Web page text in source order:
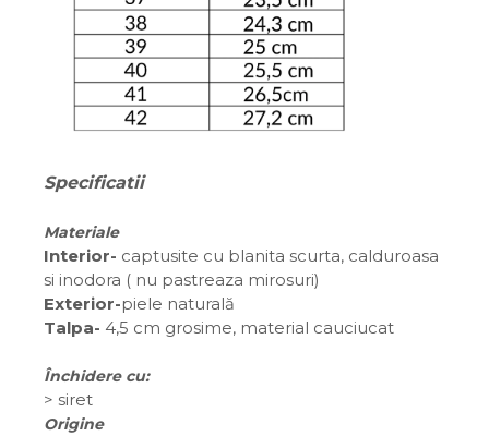
Specificatii
Materiale
Interior- captusite cu blanita scurta, calduroasa
si inodora ( nu pastreaza mirosuri)
Exterior-piele naturală
Talpa- 4,5 cm grosime, material cauciucat
Închidere cu:
> siret
Origine